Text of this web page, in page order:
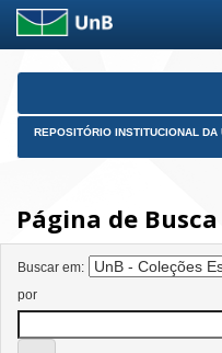
Skip
REPOSITÓRIO INSTITUCIONAL DA
Página de Busca
Buscar em:
por